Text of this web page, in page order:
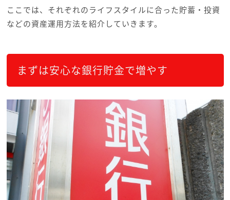
ここでは、それぞれのライフスタイルに合った貯蓄・投資
などの資産運用方法を紹介していきます。
まずは安心な銀行貯金で増やす